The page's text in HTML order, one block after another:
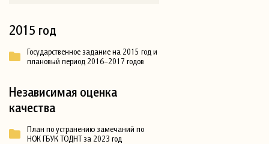
2015 год
Государственное задание на 2015 год и
плановый период 2016–2017 годов
Независимая оценка
качества
План по устранению замечаний по
НОК ГБУК ТОДНТ за 2023 год